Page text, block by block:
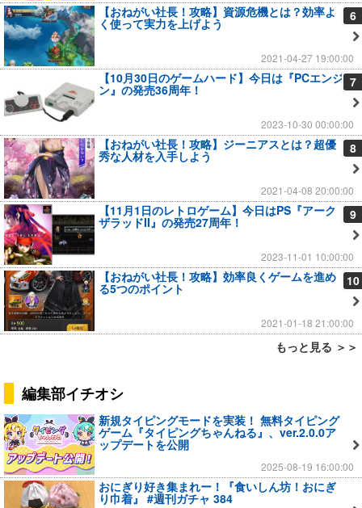
6
【おねがい社長！攻略】資源危機とは？効率よ
く使って実力を上げよう
2021-04-27 19:00:00
7
【10月30日のゲームハード】今日は『PCエンジ
ン』の発売36周年！
2023-10-30 00:00:00
8
【おねがい社長！攻略】ジーニアスとは？超優
秀な人材を入手しよう
2021-04-08 20:00:00
9
【11月1日のレトロゲーム】今日はPS『アーク
ザラッドII』の発売27周年！
2023-11-01 10:00:00
10
【おねがい社長！攻略】効率良くゲームを進め
る5つのポイント
2021-01-18 21:00:00
もっと見る ＞＞
編集部イチオシ
新規タイピングモードを実装！ 無料タイピング
ゲーム『タイピングちゃんねる』、ver.2.0.0ア
ップデートを公開
2025-08-19 16:00:00
おにぎり好き集まれー！『食いしん坊！おにぎ
り巾着』 #週刊ガチャ 384